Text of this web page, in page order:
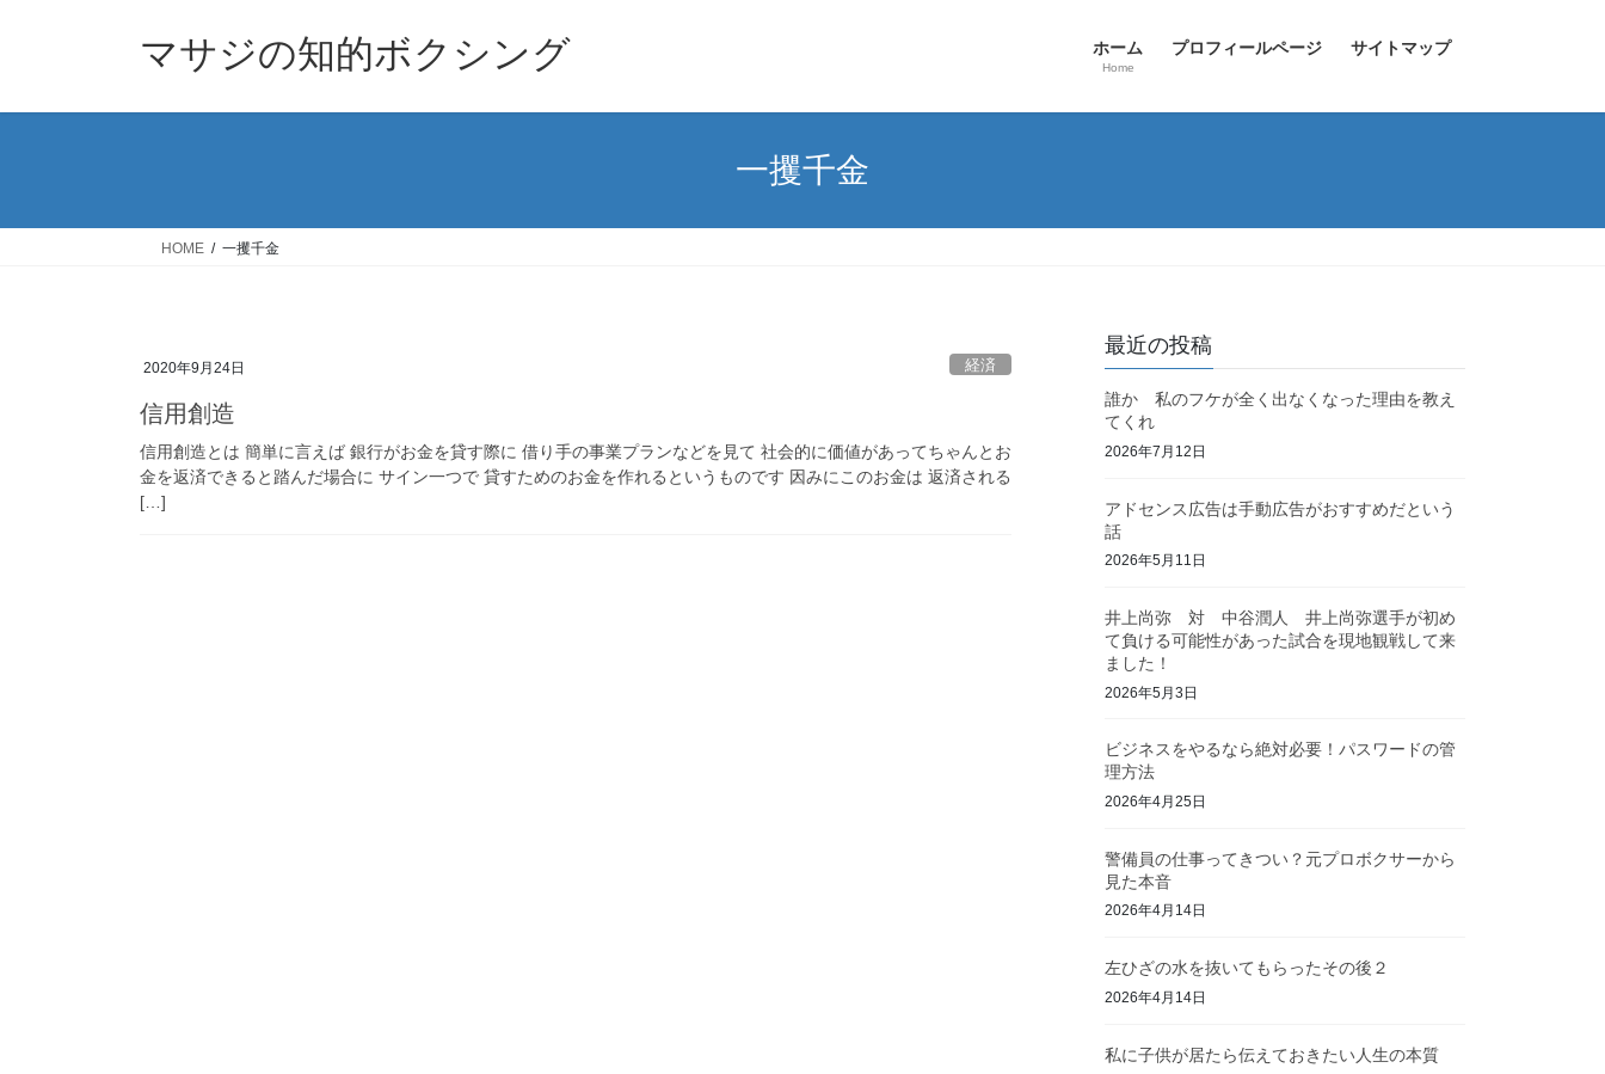
マサジの知的ボクシング ホーム
Home
プロフィールページ サイトマップ
一攫千金
HOME 一攫千金
2020年9月24日 経済
信用創造
信用創造とは 簡単に言えば 銀行がお金を貸す際に 借り手の事業プランなどを見て 社会的に価値があってちゃんとお
金を返済できると踏んだ場合に サイン一つで 貸すためのお金を作れるというものです 因みにこのお金は 返済される
[…]
最近の投稿
誰か 私のフケが全く出なくなった理由を教え
てくれ
2026年7月12日
アドセンス広告は手動広告がおすすめだという
話
2026年5月11日
井上尚弥 対 中谷潤人 井上尚弥選手が初め
て負ける可能性があった試合を現地観戦して来
ました！
2026年5月3日
ビジネスをやるなら絶対必要！パスワードの管
理方法
2026年4月25日
警備員の仕事ってきつい？元プロボクサーから
見た本音
2026年4月14日
左ひざの水を抜いてもらったその後２
2026年4月14日
私に子供が居たら伝えておきたい人生の本質